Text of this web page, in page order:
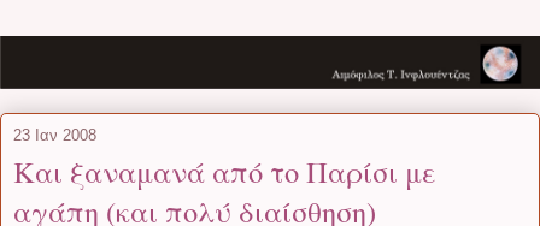
23 Ιαν 2008
Και ξαναμανά από το Παρίσι με
αγάπη (και πολύ διαίσθηση)